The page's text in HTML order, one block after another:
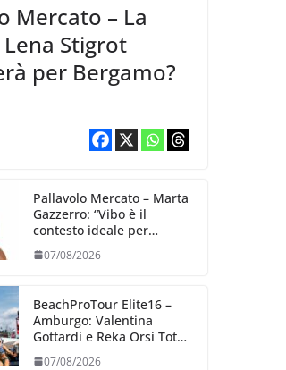
Mercato – La
Stigrot
per Bergamo?
Pallavolo Mercato – Marta
Gazzerro: “Vibo è il
contesto ideale per
crescere e mettermi alla
prova”
07/08/2026
BeachProTour Elite16 –
Amburgo: Valentina
Gottardi e Reka Orsi Toth
partenza lanciata
07/08/2026